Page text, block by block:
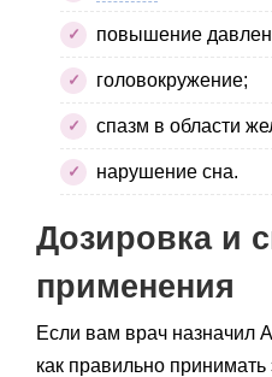
повышение
головокружение;
спазм в области
нарушение сна.
Дозировка и
применения
Если вам врач назначил
как правильно принимать